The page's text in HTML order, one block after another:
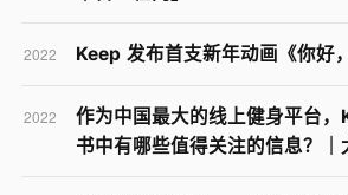
2022 Keep 发布首支新年动画《你好
2022
作为中国最大的线上健身平台，
书中有哪些值得关注的信息？｜